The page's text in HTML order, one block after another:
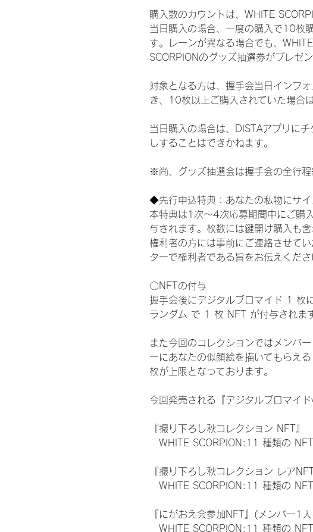
購入数のカウントは、WHITE
当日購入の場合、一度の購入で10枚
す。レーンが異なる場合でも、
SCORPIONのグッズ抽選券がプレゼ
対象となる方は、握手会当日インフ
き、10枚以上ご購入されていた場合
当日購入の場合は、DISTAアプリに
しすることはできかねます。
※尚、グッズ抽選会は握手会の全行程
◆先行申込特典：あなたの私物にサイ
本特典は1次〜4次応募期間中にご購
与されます。枚数には鍵開け購入も含
権利者の方には事前にご連絡させて
ターで権利者である旨をお伝えくださ
〇NFTの付与
握手会後にデジタルブロマイド 1 枚
ランダム で 1 枚 NFT が付与されま
また今回のコレクションではメンバ
ーにあなたの似顔絵を描いてもらえ
枚が上限となっております。
今回発売される『デジタルブロマイ
『撮り下ろし秋コレクション NFT』
WHITE SCORPION:11 種類の NFT
『撮り下ろし秋コレクション レア
WHITE SCORPION:11 種類の
『にがおえ会参加NFT』(メンバー1
WHITE SCORPION:11 種類の NFT